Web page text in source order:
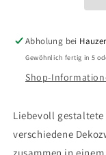
Abholung bei
Gewöhnlich fertig in 5
Shop-
Liebevoll gestaltete
verschiedene